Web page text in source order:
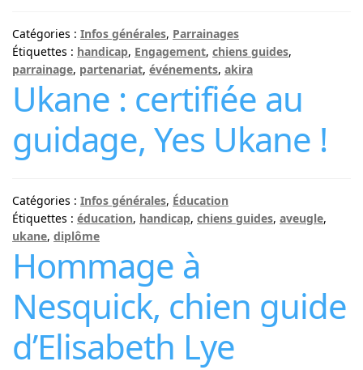
Catégories : Infos générales, Parrainages
Étiquettes : handicap, Engagement, chiens guides,
parrainage, partenariat, événements, akira
Ukane : certifiée au
guidage, Yes Ukane !
Catégories : Infos générales, Éducation
Étiquettes : éducation, handicap, chiens guides, aveugle,
ukane, diplôme
Hommage à
Nesquick, chien guide
d’Elisabeth Lye